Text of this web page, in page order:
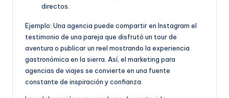
directos.
Ejemplo: Una agencia puede compartir en Instagram el
testimonio de una pareja que disfrutó un tour de
aventura o publicar un reel mostrando la experiencia
gastronómica en la sierra. Así, el marketing para
agencias de viajes se convierte en una fuente
constante de inspiración y confianza.